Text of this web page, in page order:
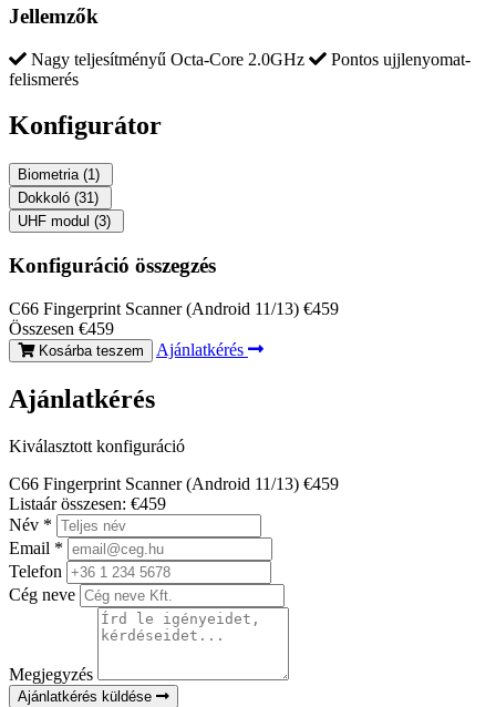
Jellemzők
Nagy teljesítményű Octa-Core 2.0GHz
Pontos ujjlenyomat-
felismerés
Konfigurátor
Biometria (1)
Dokkoló (31)
UHF modul (3)
Konfiguráció összegzés
C66 Fingerprint Scanner (Android 11/13) €459
Összesen €459
Kosárba teszem Ajánlatkérés
Ajánlatkérés
Kiválasztott konfiguráció
C66 Fingerprint Scanner (Android 11/13) €459
Listaár összesen: €459
Név *
Email *
Telefon
Cég neve
Megjegyzés
Ajánlatkérés küldése